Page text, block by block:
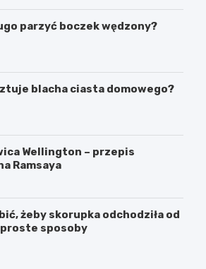
parzyć boczek wędzony?
blacha ciasta domowego?
Wellington – przepis
Ramsaya
żeby skorupka odchodziła od
proste sposoby